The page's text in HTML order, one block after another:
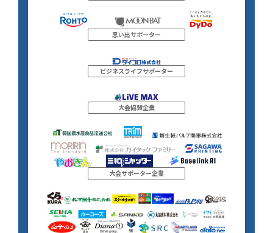
思い出サポーター
ビジネスライフサポーター
大会協賛企業
大会サポーター企業